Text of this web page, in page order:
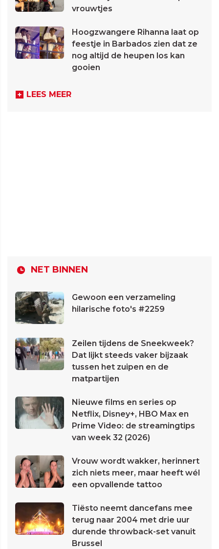
vrouwtjes
Hoogzwangere Rihanna laat op
feestje in Barbados zien dat ze
nog altijd de heupen los kan
gooien
LEES MEER
NET BINNEN
Gewoon een verzameling
hilarische foto's #2259
Zeilen tijdens de Sneekweek?
Dat lijkt steeds vaker bijzaak
tussen het zuipen en de
matpartijen
Nieuwe films en series op
Netflix, Disney+, HBO Max en
Prime Video: de streamingtips
van week 32 (2026)
Vrouw wordt wakker, herinnert
zich niets meer, maar heeft wél
een opvallende tattoo
Tiësto neemt dancefans mee
terug naar 2004 met drie uur
durende throwback-set vanuit
Brussel